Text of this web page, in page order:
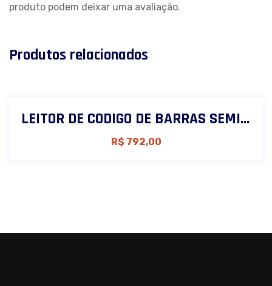
produto podem deixar uma avaliação.
Produtos relacionados
LEITOR DE CODIGO DE BARRAS SEMI FIXO 2D FD-40
R$ 792,00